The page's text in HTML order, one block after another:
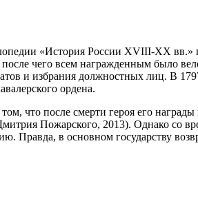
«История России XVIII-ХХ
чего всем награжденным было
и избрания должностных лиц. В
ордена.
что после смерти героя его
Пожарского, 2013). Однако со
Правда, в основном государству